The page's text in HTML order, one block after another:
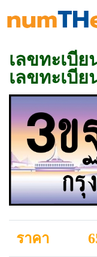
เลขทะเบี
เลขทะเบี
ราคา